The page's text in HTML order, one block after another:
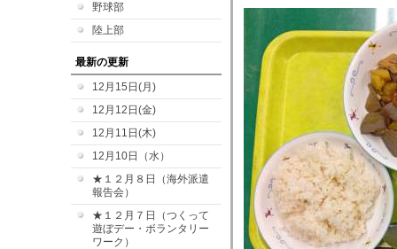
野球部
陸上部
最新の更新
12月15日(月)
12月12日(金)
12月11日(木)
12月10日（水）
★１２月８日（海外派遣
報告会）
★１２月７日（つくって
遊ぼデー・ボランタリー
ワーク）